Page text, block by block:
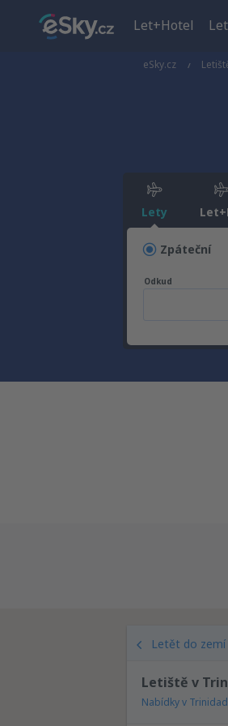
Let+Hotel
eSky.cz
Lety
Zpáteční
Odkud
Letět do zemí
Letiště v
Nabídky v